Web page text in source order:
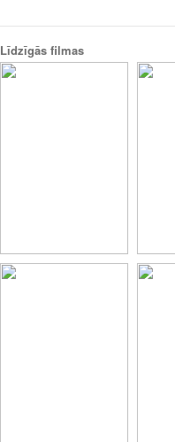
Līdzīgās filmas